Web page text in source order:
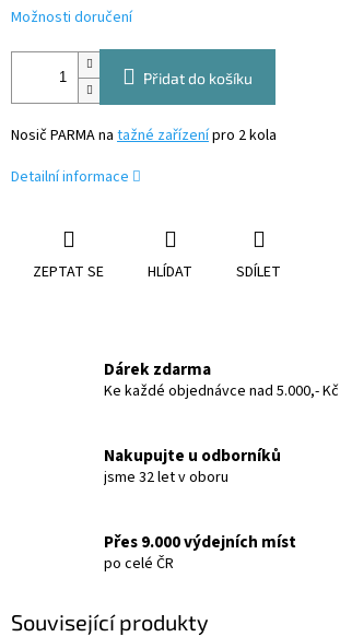
Možnosti doručení
Přidat do košíku
Nosič PARMA na tažné zařízenípro 2 kola
Detailní informace
ZEPTAT SE HLÍDAT SDÍLET
Dárek zdarma
Ke každé objednávce nad 5.000,- Kč
Nakupujte u odborníků
jsme 32 let v oboru
Přes 9.000 výdejních míst
po celé ČR
Související produkty